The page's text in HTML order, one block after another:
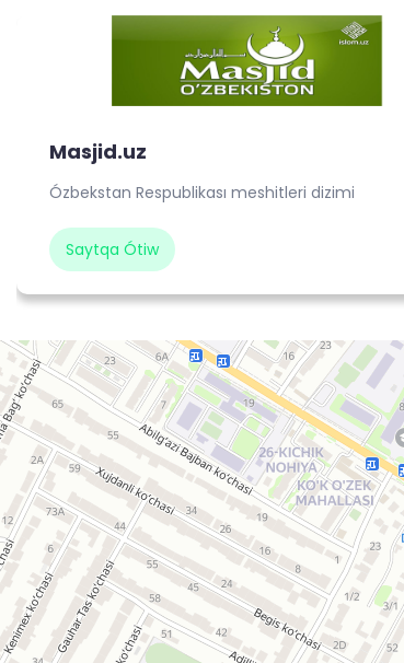
Masjid.uz
Ózbekstan Respublikası meshitleri dizimi
Saytqa Ótiw
Средне-специальное исламское учебное заведение
Духовное учебное заведение в Нукусе